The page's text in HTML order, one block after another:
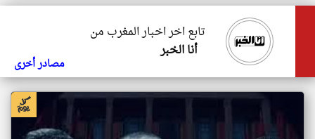
تابع اخر اخبار المغرب من
أنا الخبر
مصادر أخرى